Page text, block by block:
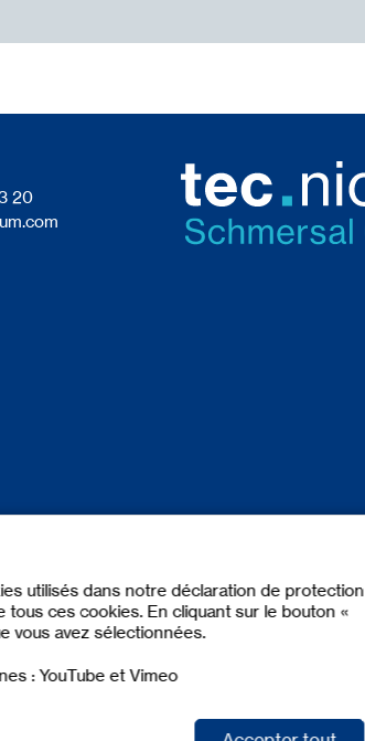
20
utilisés dans notre déclaration de protection
ces cookies. En cliquant sur le bouton «
vous avez sélectionnées.
: YouTube et Vimeo